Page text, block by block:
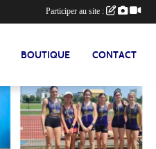
BOUTIQUE CONTACT
Participer au site :